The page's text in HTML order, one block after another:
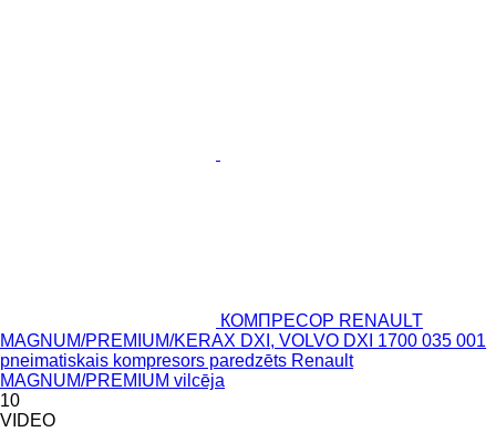
КОМПРЕСОР RENAULT
MAGNUM/PREMIUM/KERAX DXI, VOLVO DXI 1700 035 001
pneimatiskais kompresors paredzēts Renault
MAGNUM/PREMIUM vilcēja
10
VIDEO